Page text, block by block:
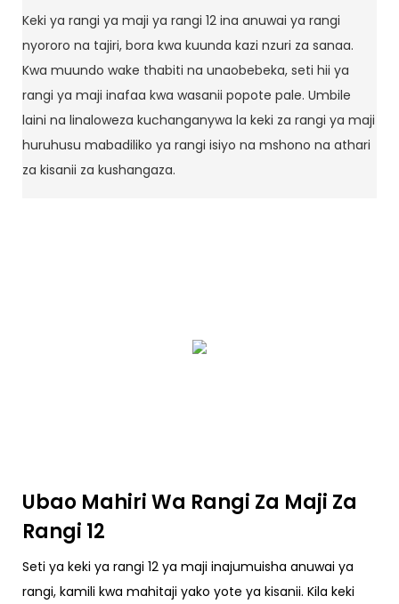
Keki ya rangi ya maji ya rangi 12 ina anuwai ya rangi
nyororo na tajiri, bora kwa kuunda kazi nzuri za sanaa.
Kwa muundo wake thabiti na unaobebeka, seti hii ya
rangi ya maji inafaa kwa wasanii popote pale. Umbile
laini na linaloweza kuchanganywa la keki za rangi ya maji
huruhusu mabadiliko ya rangi isiyo na mshono na athari
za kisanii za kushangaza.
Ubao Mahiri Wa Rangi Za Maji Za
Rangi 12
Seti ya keki ya rangi 12 ya maji inajumuisha anuwai ya
rangi, kamili kwa mahitaji yako yote ya kisanii. Kila keki